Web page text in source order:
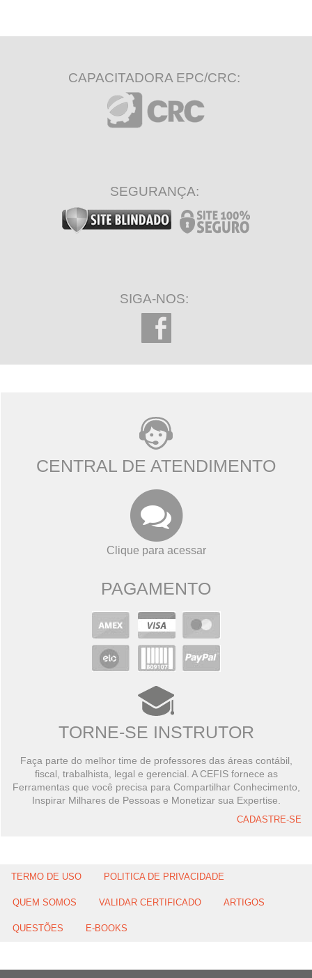
CAPACITADORA EPC/CRC:
SEGURANÇA:
SIGA-NOS:
CENTRAL DE ATENDIMENTO
Clique para acessar
PAGAMENTO
TORNE-SE INSTRUTOR
Faça parte do melhor time de professores das áreas contábil,
fiscal, trabalhista, legal e gerencial. A CEFIS fornece as
Ferramentas que você precisa para Compartilhar Conhecimento,
Inspirar Milhares de Pessoas e Monetizar sua Expertise.
CADASTRE-SE
TERMO DE USO POLITICA DE PRIVACIDADE
QUEM SOMOS VALIDAR CERTIFICADO ARTIGOS
QUESTÕES E-BOOKS